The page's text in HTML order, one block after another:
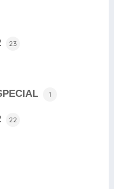
23
1
22